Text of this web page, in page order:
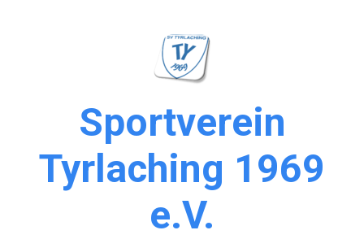
Sportverein
Tyrlaching 1969
e.V.